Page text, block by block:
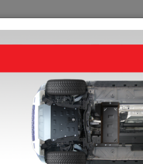
PROTECTION
Nissan Terrano